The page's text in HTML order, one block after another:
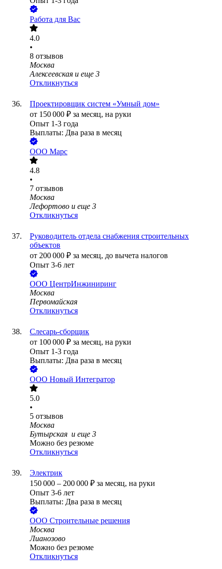
Работа для Вас
4.0
•
8 отзывов
Москва
Алексеевская и еще 3
Откликнуться
Проектировщик систем «Умный дом»
от 150 000 ₽ за месяц, на руки
Опыт 1-3 года
Выплаты: Два раза в месяц
ООО Марс
4.8
•
7 отзывов
Москва
Лефортово и еще 3
Откликнуться
Руководитель отдела снабжения строительных
объектов
от 200 000 ₽ за месяц, до вычета налогов
Опыт 3-6 лет
ООО ЦентрИнжиниринг
Москва
Первомайская
Откликнуться
Слесарь-сборщик
от 100 000 ₽ за месяц, на руки
Опыт 1-3 года
Выплаты: Два раза в месяц
ООО Новый Интегратор
5.0
•
5 отзывов
Москва
Бутырская и еще 3
Можно без резюме
Откликнуться
Электрик
150 000 – 200 000 ₽ за месяц, на руки
Опыт 3-6 лет
Выплаты: Два раза в месяц
ООО Строительные решения
Москва
Лианозово
Можно без резюме
Откликнуться